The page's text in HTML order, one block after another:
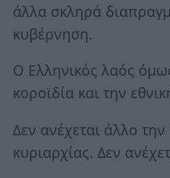
άλλα σκληρά
κυβέρνηση.
Ο Ελληνικός λαός
κοροϊδία και την
Δεν ανέχεται άλλο
κυριαρχίας. Δεν